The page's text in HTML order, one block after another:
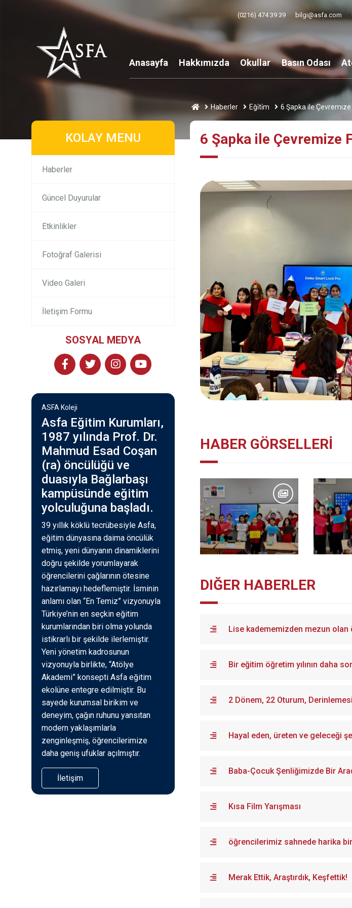
(0216) 474 39 39 bilgi@asfa.com
Anasayfa Hakkımızda Okullar Basın Odası
Haberler Eği̇ti̇m 6 Şapka ile Çevremize
KOLAY MENU
Haberler
Güncel Duyurular
Etkinlikler
Fotoğraf Galerisi
Video Galeri
İletişim Formu
SOSYAL MEDYA
ASFA Koleji
Asfa Eğitim Kurumları,
1987 yılında Prof. Dr.
Mahmud Esad Coşan
(ra) öncülüğü ve
duasıyla Bağlarbaşı
kampüsünde eğitim
yolculuğuna başladı.
39 yıllık köklü tecrübesiyle Asfa,
eğitim dünyasına daima öncülük
etmiş, yeni dünyanın dinamiklerini
doğru şekilde yorumlayarak
öğrencilerini çağlarının ötesine
hazırlamayı hedeflemiştir. İsminin
anlamı olan “En Temiz” vizyonuyla
Türkiye’nin en seçkin eğitim
kurumlarından biri olma yolunda
istikrarlı bir şekilde ilerlemiştir.
Yeni yönetim kadrosunun
vizyonuyla birlikte, “Atölye
Akademi” konsepti Asfa eğitim
ekolüne entegre edilmiştir. Bu
sayede kurumsal birikim ve
deneyim, çağın ruhunu yansıtan
modern yaklaşımlarla
zenginleşmiş, öğrencilerimize
daha geniş ufuklar açılmıştır.
İletişim
6 Şapka ile Çevremize
HABER GÖRSELLERİ
DIĞER HABERLER
Lise kadememizden mezun
Bir eğitim öğretim yılının daha
2 Dönem, 22 Oturum,
Hayal eden, üreten ve geleceği
Baba-Çocuk Şenliğimizde Bir
Kısa Film Yarışması
öğrencilerimiz sahnede harika
Merak Ettik, Araştırdık, Keşfettik!